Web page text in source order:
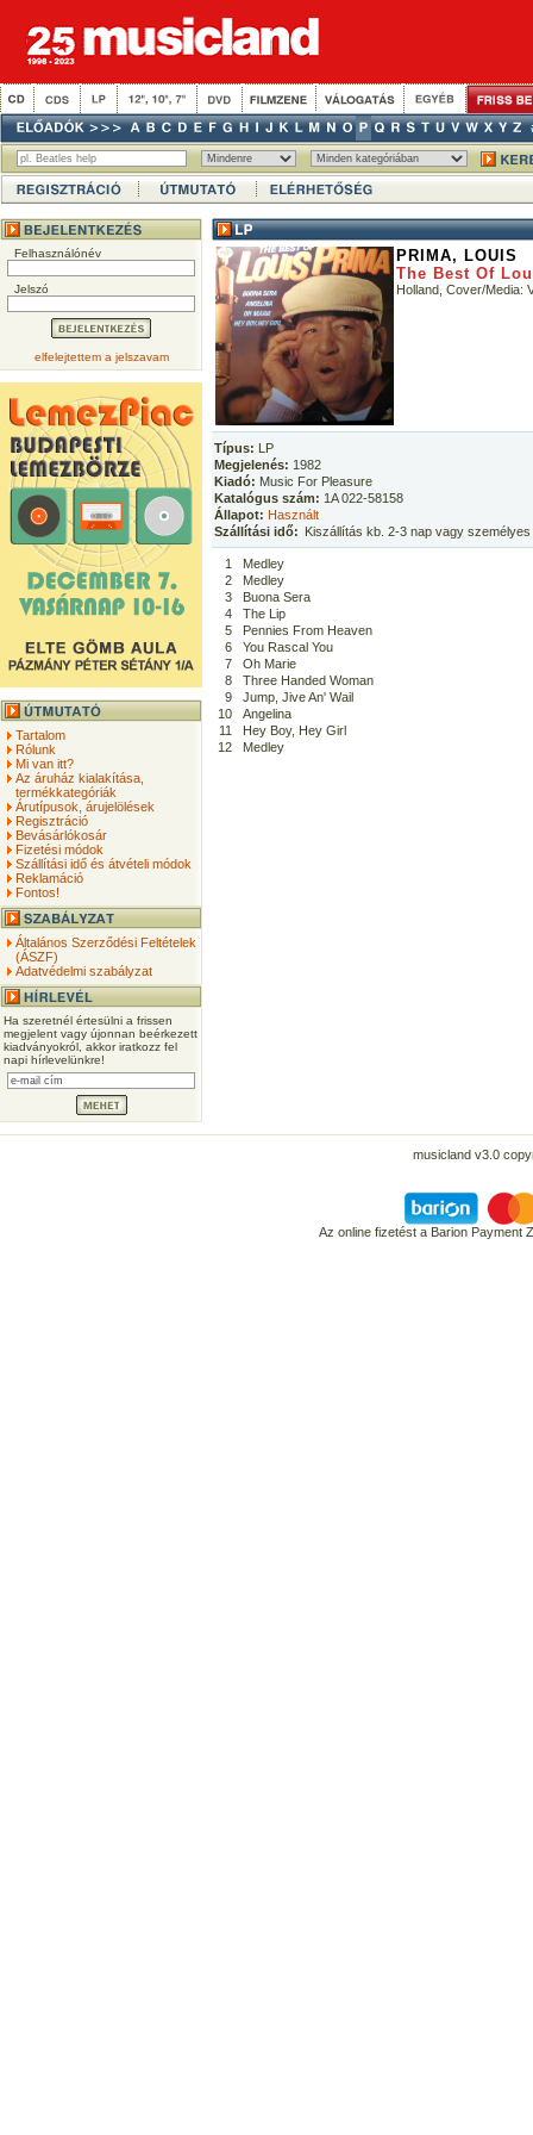
Felhasználónév
Jelszó
elfelejtettem a jelszavam
Tartalom
Rólunk
Mi van itt?
Az áruház kialakítása,
termékkategóriák
Árutípusok, árujelölések
Regisztráció
Bevásárlókosár
Fizetési módok
Szállítási idő és átvételi módok
Reklamáció
Fontos!
Általános Szerződési Feltételek
(ÁSZF)
Adatvédelmi szabályzat
Ha szeretnél értesülni a frissen
megjelent vagy újonnan beérkezett
kiadványokról, akkor iratkozz fel
napi hírlevelünkre!
PRIMA, LOUIS
The Best Of
Holland, Cover/Media:
Típus: LP
Megjelenés: 1982
Kiadó: Music For Pleasure
Katalógus szám: 1A 022-58158
Állapot: Használt
Szállítási idő: Kiszállítás kb. 2-3 nap vagy
1
Medley
2
Medley
3
Buona Sera
4
The Lip
5
Pennies From Heaven
6
You Rascal You
7
Oh Marie
8
Three Handed Woman
9
Jump, Jive An' Wail
10
Angelina
11
Hey Boy, Hey Girl
12
Medley
musicland v3.0
Az online fizetést a Barion Payment